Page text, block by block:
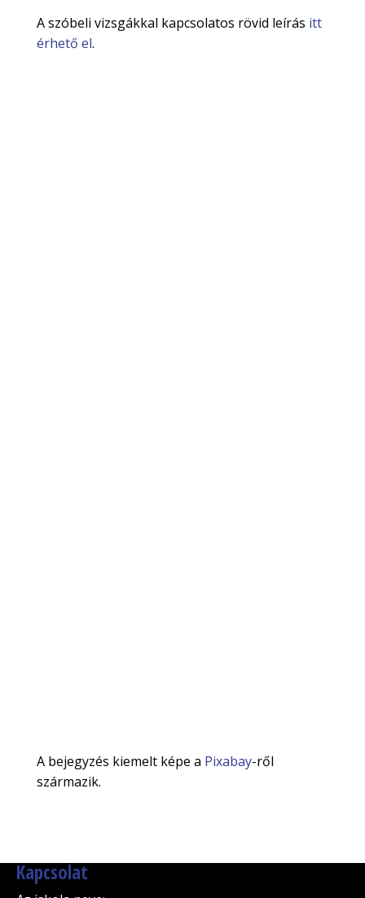
A szóbeli vizsgákkal kapcsolatos rövid leírás itt
érhető el.
A bejegyzés kiemelt képe a Pixabay-ről
származik.
Kapcsolat